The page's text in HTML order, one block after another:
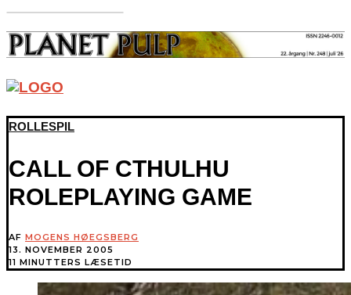
ROLLESPIL
CALL OF CTHULHU
ROLEPLAYING GAME
AF MOGENS HØEGSBERG
13. NOVEMBER 2005
11 MINUTTERS LÆSETID